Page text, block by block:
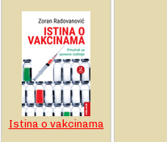
Istina o vakcinama